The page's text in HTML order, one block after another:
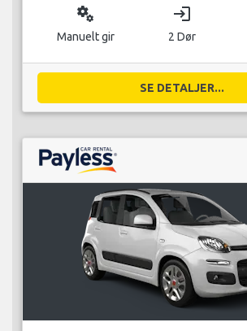
miscellaneous_services
Manuelt gir
login
2 Dør
SE DETALJER...